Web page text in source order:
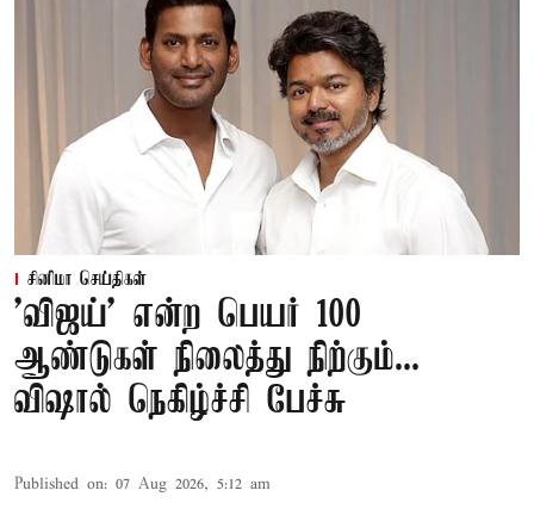
சினிமா செய்திகள்
'விஜய்' என்ற பெயர் 100
ஆண்டுகள் நிலைத்து நிற்கும்...
விஷால் நெகிழ்ச்சி பேச்சு
Published on: 07 Aug 2026, 5:12 am